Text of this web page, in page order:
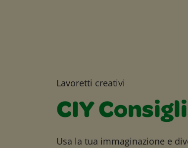
Lavoretti creativi
CIY
Usa la tua immaginazione e